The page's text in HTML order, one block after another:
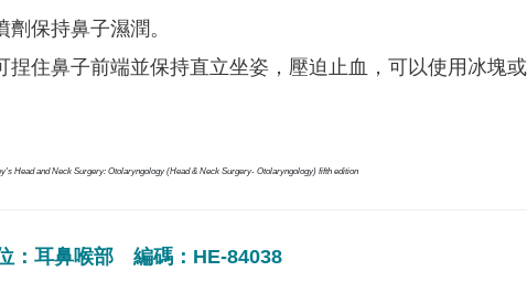
保持鼻子濕潤。
捏住鼻子前端並保持直立坐姿，壓迫止血，可以使用冰塊
Head and Neck Surgery: Otolaryngology (Head & Neck Surgery- Otolaryngology) fifth edition
：耳鼻喉部 編碼：HE-84038